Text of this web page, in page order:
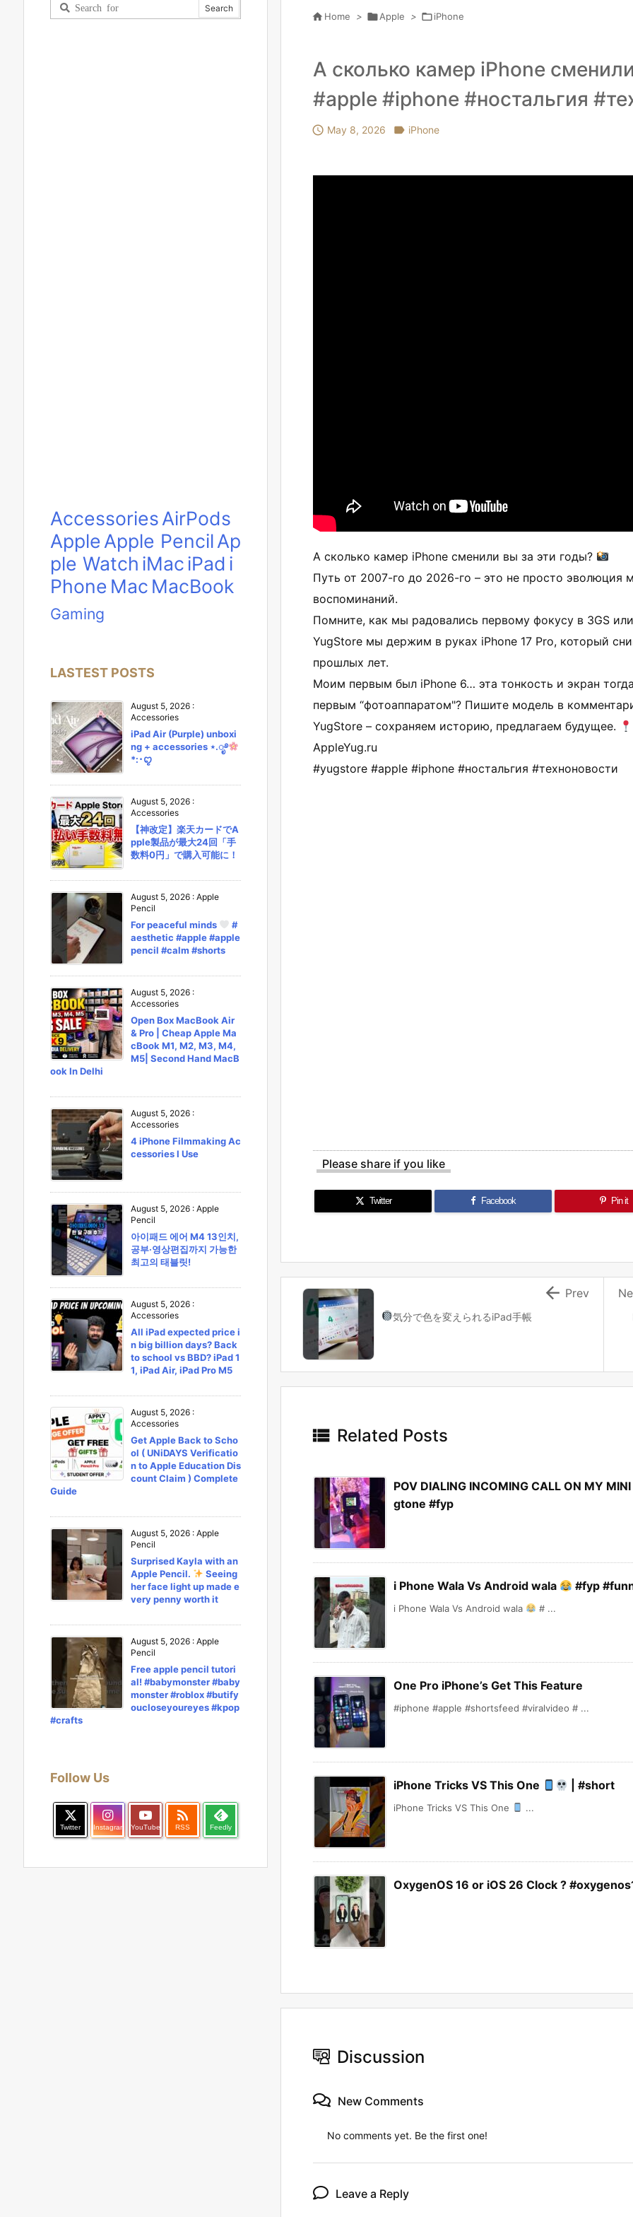
 Home > Apple > iPhone
А сколько камер iPhone
#apple #iphone #ностальгия
 May 8, 2026  iPhone
А сколько камер iPhone сменили вы за эти годы?
Путь от 2007-го до 2026-го – это не просто эволюция
воспоминаний.
Помните, как мы радовались первому фокусу в 3GS
YugStore мы держим в руках iPhone 17 Pro, который
прошлых лет.
Моим первым был iPhone 6… эта тонкость и экран
первым “фотоаппаратом"? Пишите модель в
YugStore – сохраняем историю, предлагаем будущее.
AppleYug.ru
#yugstore #apple #iphone #ностальгия #техноновости
Please share if you like
Twitter Facebook Pin it
気分で色を変えられるiPad手帳
 Prev
 Related Posts
POV DIALING INCOMING CALL ON MY
gtone #fyp
i Phone Wala Vs Android wala #fyp
i Phone Wala Vs Android wala # ...
One Pro iPhone’s Get This Feature
#iphone #apple #shortsfeed #viralvideo # ...
iPhone Tricks VS This One | #short
iPhone Tricks VS This One ...
OxygenOS 16 or iOS 26 Clock ?
Discussion
New Comments
No comments yet. Be the first one!
Leave a Reply
AccessoriesAirPods
AppleApple PencilAp
ple Watch iMaciPad i
Phone Mac MacBook
Gaming
LASTEST POSTS
August 5, 2026 :
Accessories
iPad Air (Purple) unboxi
ng + accessories ⋆.ೃ࿔
*:･ꨄ︎
August 5, 2026 :
Accessories
【神改定】楽天カードでA
pple製品が最大24回「手
数料0円」で購入可能に！
August 5, 2026 : Apple
Pencil
For peaceful minds
#
aesthetic #apple #apple
pencil #calm #shorts
August 5, 2026 :
Accessories
Open Box MacBook Air
& Pro | Cheap Apple Ma
cBook M1, M2, M3, M4,
M5| Second Hand MacB
ook In Delhi
August 5, 2026 :
Accessories
4 iPhone Filmmaking Ac
cessories I Use
August 5, 2026 : Apple
Pencil
아이패드 에어 M4 13인치,
공부·영상편집까지 가능한
최고의 태블릿!
August 5, 2026 :
Accessories
All iPad expected price i
n big billion days? Back
to school vs BBD? iPad 1
1, iPad Air, iPad Pro M5
August 5, 2026 :
Accessories
Get Apple Back to Scho
ol ( UNiDAYS Verificatio
n to Apple Education Dis
count Claim ) Complete
Guide
August 5, 2026 : Apple
Pencil
Surprised Kayla with an
Apple Pencil.
Seeing
her face light up made e
very penny worth it
August 5, 2026 : Apple
Pencil
Free apple pencil tutori
al! #babymonster #baby
monster #roblox #butify
oucloseyoureyes #kpop
#crafts
Follow Us
Twitter Instagram YouTube

RSS Feedly